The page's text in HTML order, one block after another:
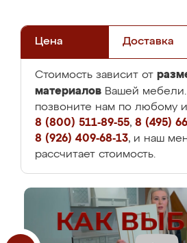
Цена Доставка
Стоимость зависит от
материалов Вашей
позвоните нам по любому
8 (800) 511-89-55, 8 (495)
8 (926) 409-68-13, и наш
рассчитает стоимость.